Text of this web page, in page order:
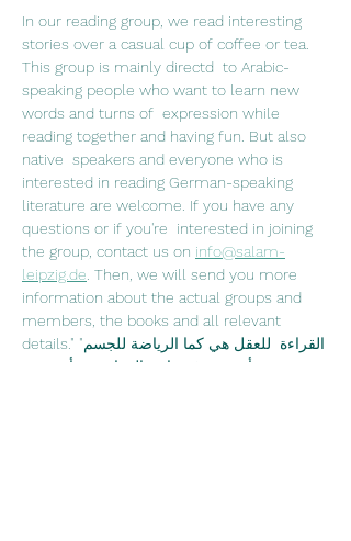
In our reading group, we read interesting
stories over a casual cup of coffee or tea.
This group is mainly directd  to Arabic-
speaking people who want to learn new
words and turns of  expression while
reading together and having fun. But also
native  speakers and everyone who is
interested in reading German-speaking
literature are welcome. If you have any
questions or if you're  interested in joining
the group, contact us on info@salam-
leipzig.de . Then, we will send you more
information about the actual groups and
members, the books and all relevant
details."القراءة  للعقل هي كما الرياضة للجسم"
جوزيف أديسون في نادي القراءة نقرأ سوية